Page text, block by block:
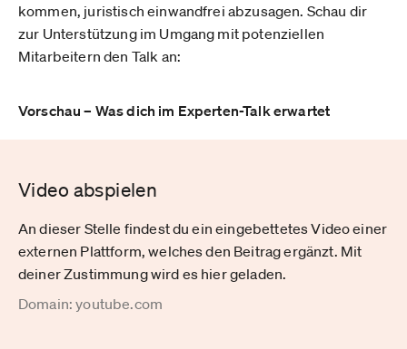
kommen, juristisch einwandfrei abzusagen. Schau dir
zur Unterstützung im Umgang mit potenziellen
Mitarbeitern den Talk an:
Vorschau – Was dich im Experten-Talk erwartet
Video abspielen
An dieser Stelle findest du ein eingebettetes Video einer
externen Plattform, welches den Beitrag ergänzt. Mit
deiner Zustimmung wird es hier geladen.
Domain: youtube.com